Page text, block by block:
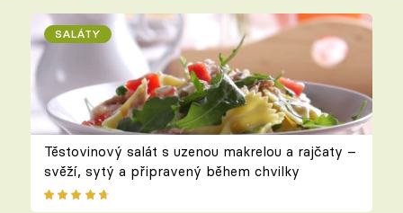
SALÁTY
Těstovinový salát s uzenou makrelou a rajčaty –
svěží, sytý a připravený během chvilky